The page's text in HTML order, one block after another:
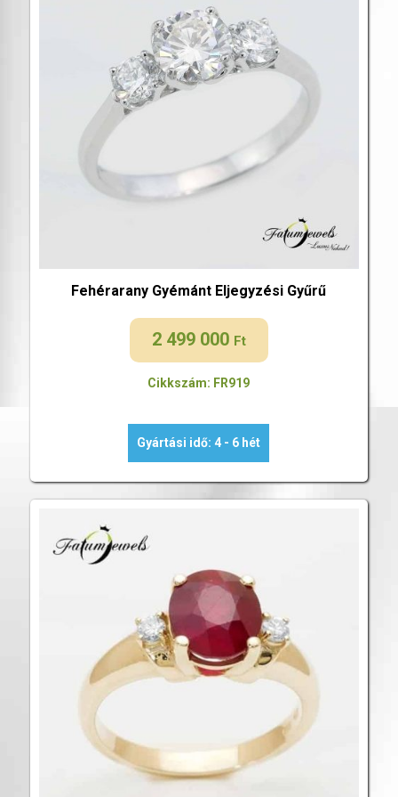
Fehérarany Gyémánt Eljegyzési Gyűrű
2 499 000 Ft
Cikkszám: FR919
Gyártási idő: 4 - 6 hét